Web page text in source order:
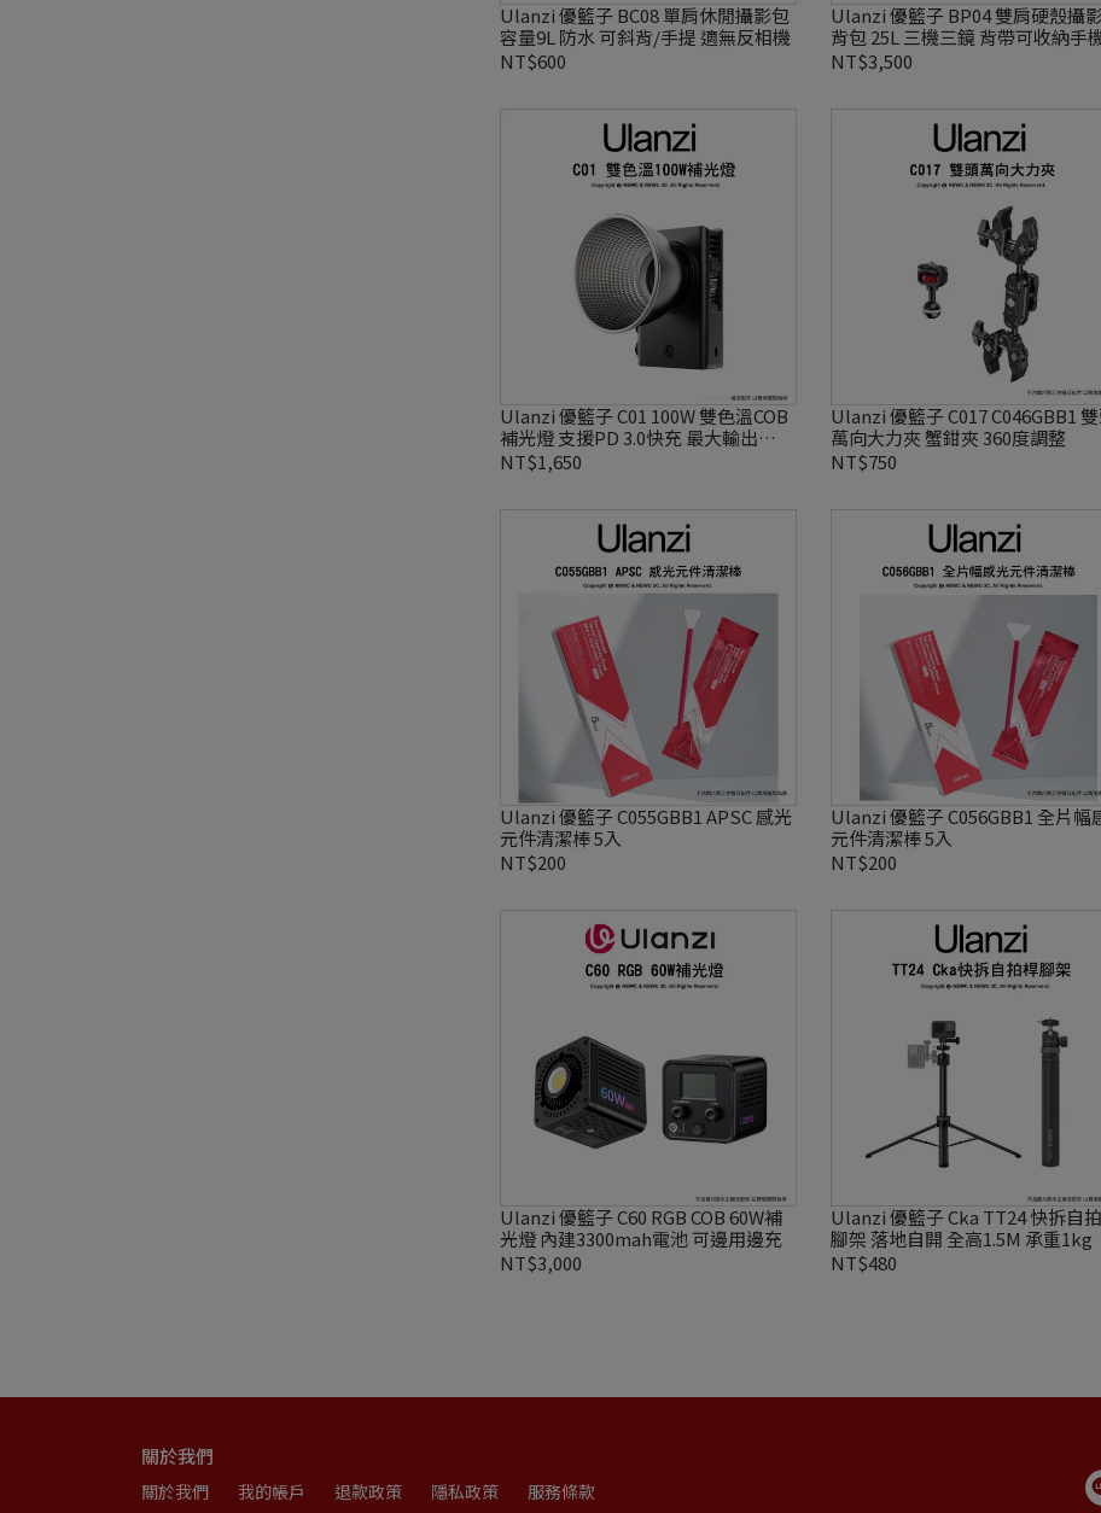
Ulanzi 優籃子 BC08 單肩休閒攝影包
容量9L 防水 可斜背/手提 適無反相機
NT$600
Ulanzi 優籃子 BP04 雙肩硬殼攝
背包 25L 三機三鏡 背帶可收納手
NT$3,500
Ulanzi 優籃子 C01 100W 雙色溫COB
補光燈 支援PD 3.0快充 最大輸出
100W
NT$1,650
Ulanzi 優籃子 C017 C046GBB1
萬向大力夾 蟹鉗夾 360度調整
NT$750
Ulanzi 優籃子 C055GBB1 APSC 感光
元件清潔棒 5入
NT$200
Ulanzi 優籃子 C056GBB1 全片幅
元件清潔棒 5入
NT$200
Ulanzi 優籃子 C60 RGB COB 60W補
光燈 內建3300mah電池 可邊用邊充
NT$3,000
Ulanzi 優籃子 Cka TT24 快拆自
腳架 落地自開 全高1.5M 承重1kg
NT$480
關於我們
關於我們 我的帳戶 退款政策 隱私政策 服務條款